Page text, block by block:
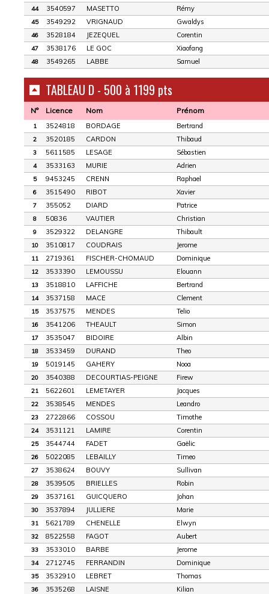
44 3540597 MASETTO Rémy
45 3549292 VRIGNAUD Gwaldys
46 3528184 JEZEQUEL Corentin
47 3538176 LE GOC Xiaofang
48 3549265 LABBE Samuel
TABLEAU D - 500 à 1199 pts
N° Licence Nom Prénom
1 3524818 BORDAGE Bertrand
2 3520185 CARDON Thibaud
3 5611585 LESAGE Sébastien
4 3533163 MURIE Adrien
5 9453245 CRENN Raphael
6 3515490 RIBOT Xavier
7 355052 DIARD Patrice
8 50836 VAUTIER Christian
9 3529322 DELANGRE Thibault
10 3510817 COUDRAIS Jerome
11 2719361 FISCHER-CHOMAUD Dominique
12 3533390 LEMOUSSU Elouann
13 3518810 LAFFICHE Bertrand
14 3537158 MACE Clement
15 3537575 MENDES Telio
16 3541206 THEAULT Simon
17 3535047 BIDOIRE Albin
18 3533459 DURAND Theo
19 5019145 GAHERY Nooa
20 3540388 DECOURTIAS-PEIGNE Firew
21 5622601 LEMETAYER Jacques
22 3538545 MENDES Leandro
23 2722866 COSSOU Timothe
24 3531121 LAMIRE Corentin
25 3544744 FADET Gaëlic
26 5022085 LEBAILLY Timeo
27 3538624 BOUVY Sullivan
28 3539505 BRIELLES Robin
29 3537161 GUICQUERO Johan
30 3537894 JULLIERE Marie
31 5621789 CHENELLE Elwyn
32 8522558 FAGOT Aubert
33 3533010 BARBE Jerome
34 2712745 FERRANDIN Dominique
35 3532910 LEBRET Thomas
36 3535268 LAISNE Kilian